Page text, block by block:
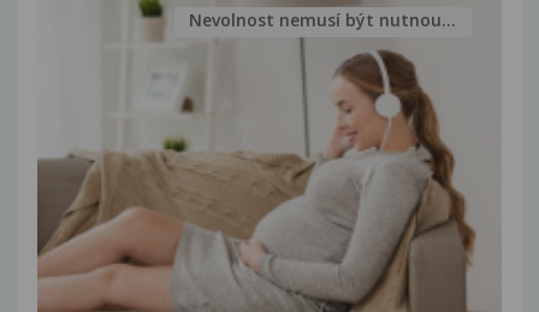
Nevolnost nemusí být nutnou...